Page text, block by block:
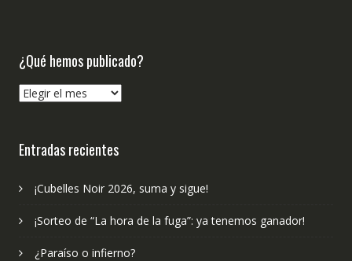
¿Qué hemos publicado?
¿Qué
Entradas recientes
¡Cubelles Noir 2026, suma y sigue!
¡Sorteo de “La hora de la fuga”: ya tenemos ganador!
¿Paraíso o infierno?